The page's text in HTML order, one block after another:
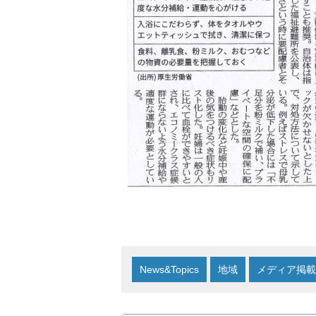
News&Topics 地域 メディア掲